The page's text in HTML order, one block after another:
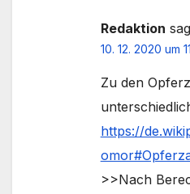
Redaktion
10. 12. 2020 um
Zu den
https://
>>Nach